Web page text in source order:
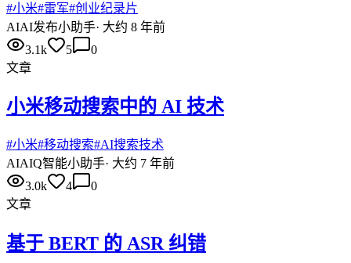
#小米#雷军#创业纪录片
AIAI发布小助手· 大约 8 年前
3.1k
5
0
文章
小米移动搜索中的 AI 技术
#小米#移动搜索#AI搜索技术
AIAIQ智能小助手· 大约 7 年前
3.0k
4
0
文章
基于 BERT 的 ASR 纠错